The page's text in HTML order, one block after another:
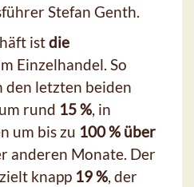
Stefan Genth.
istdie
Einzelhandel. So
den letzten beiden
rund 15 %, in
um bis zu 100 % über
anderen Monate. Der
knapp 19 %, der